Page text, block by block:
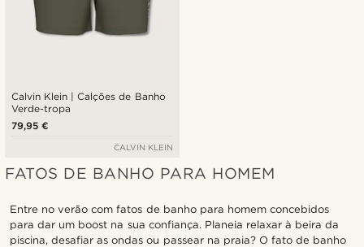
Calvin Klein | Calções de Banho
Verde-tropa
79,95 €
CALVIN KLEIN
FATOS DE BANHO PARA HOMEM
Entre no verão com fatos de banho para homem concebidos
para dar um boost na sua confiança. Planeia relaxar à beira da
piscina, desafiar as ondas ou passear na praia? O fato de banho